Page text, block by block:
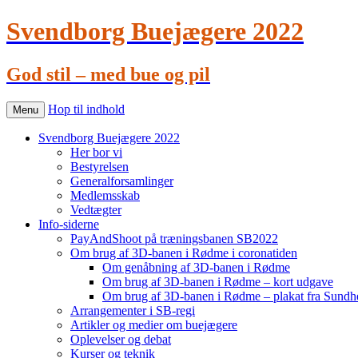
Svendborg Buejægere 2022
God stil – med bue og pil
Menu Hop til indhold
Svendborg Buejægere 2022
Her bor vi
Bestyrelsen
Generalforsamlinger
Medlemsskab
Vedtægter
Info-siderne
PayAndShoot på træningsbanen SB2022
Om brug af 3D-banen i Rødme i coronatiden
Om genåbning af 3D-banen i Rødme
Om brug af 3D-banen i Rødme – kort udgave
Om brug af 3D-banen i Rødme – plakat fra
Arrangementer i SB-regi
Artikler og medier om buejægere
Oplevelser og debat
Kurser og teknik